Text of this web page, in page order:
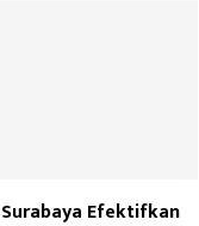
Efektifkan